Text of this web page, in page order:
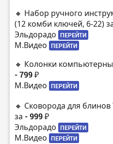
🔸 Набор ручного
(12 комби ключей, 6-22)
Эльдорадо ПЕРЕЙТИ
М.Видео ПЕРЕЙТИ
🔸 Колонки
- 799 ₽
М.Видео ПЕРЕЙТИ
🔸 Сковорода для
за - 999 ₽
Эльдорадо ПЕРЕЙТИ
М.Видео ПЕРЕЙТИ